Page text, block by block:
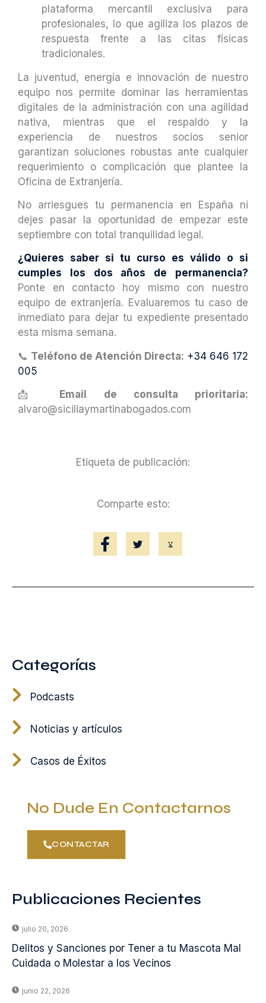
plataforma mercantil exclusiva para
profesionales, lo que agiliza los plazos de
respuesta frente a las citas físicas
tradicionales.
La juventud, energía e innovación de nuestro
equipo nos permite dominar las herramientas
digitales de la administración con una agilidad
nativa, mientras que el respaldo y la
experiencia de nuestros socios senior
garantizan soluciones robustas ante cualquier
requerimiento o complicación que plantee la
Oficina de Extranjería.
No arriesgues tu permanencia en España ni
dejes pasar la oportunidad de empezar este
septiembre con total tranquilidad legal.
¿Quieres saber si tu curso es válido o si
cumples los dos años de permanencia?
Ponte en contacto hoy mismo con nuestro
equipo de extranjería. Evaluaremos tu caso de
inmediato para dejar tu expediente presentado
esta misma semana.
📞 Teléfono de Atención Directa: +34 646 172
005
📩
Email de consulta prioritaria:
alvaro@siciliaymartinabogados.com
Etiqueta de publicación:
Comparte esto:
Categorías
Podcasts
Noticias y artículos
Casos de Éxitos
No Dude En Contactarnos
CONTACTAR
Publicaciones Recientes
julio 20, 2026
Delitos y Sanciones por Tener a tu Mascota Mal
Cuidada o Molestar a los Vecinos
junio 22, 2026